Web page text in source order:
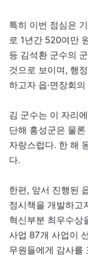
특히 이번 점심은
로 1년간 520여만
등 김석환 군수의
것으로 보이며, 행
하고자 읍·면장회
김 군수는 이 자리
단해 홍성군은 물
자랑스럽다. 한 해
다.
한편, 앞서 진행된
정시책을 개발하고
혁신부분 최우수상
사업 87개 사업이
무원들에게 감사를